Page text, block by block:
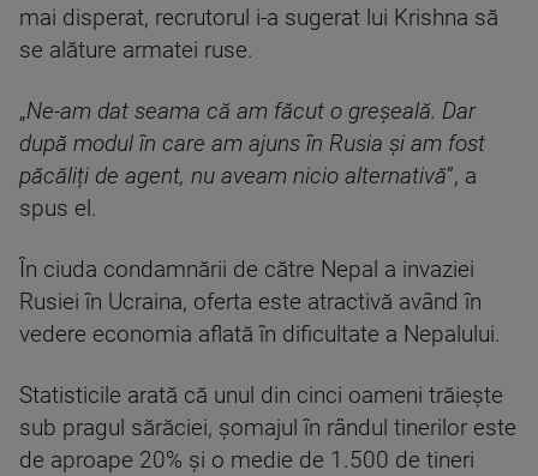
mai disperat, recrutorul i-a sugerat lui Krishna să
se alăture armatei ruse.
„Ne-am dat seama că am făcut o greșeală. Dar
după modul în care am ajuns în Rusia și am fost
păcăliți de agent, nu aveam nicio alternativă”, a
spus el.
În ciuda condamnării de către Nepal a invaziei
Rusiei în Ucraina, oferta este atractivă având în
vedere economia aflată în dificultate a Nepalului.
Statisticile arată că unul din cinci oameni trăiește
sub pragul sărăciei, șomajul în rândul tinerilor este
de aproape 20% și o medie de 1.500 de tineri